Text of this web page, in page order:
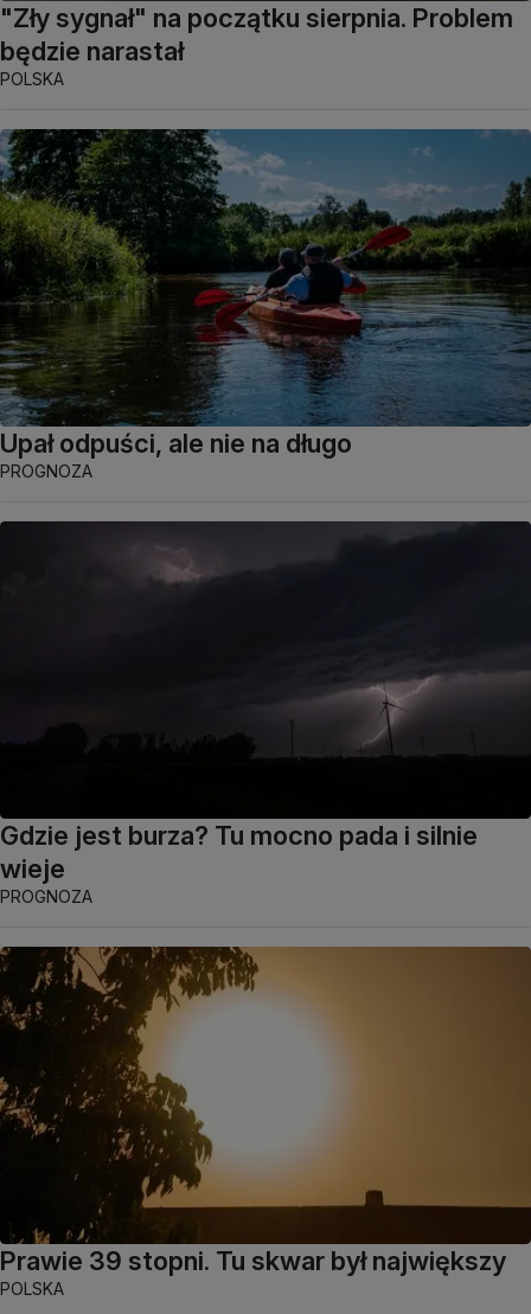
"Zły sygnał" na początku sierpnia. Problem
będzie narastał
POLSKA
Upał odpuści, ale nie na długo
PROGNOZA
Gdzie jest burza? Tu mocno pada i silnie
wieje
PROGNOZA
Prawie 39 stopni. Tu skwar był największy
POLSKA